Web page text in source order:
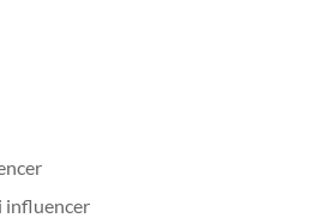
influencer